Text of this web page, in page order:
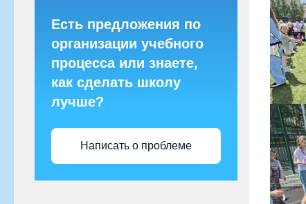
Есть предложения по
организации учебного
процесса или знаете,
как сделать школу
лучше?
Написать о проблеме